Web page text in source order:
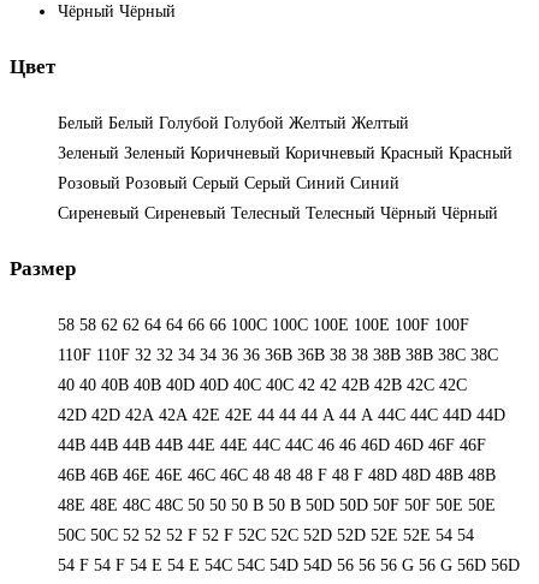
Чёрный Чёрный
Цвет
Белый Белый Голубой Голубой Желтый Желтый
Зеленый Зеленый Коричневый Коричневый Красный Красный
Розовый Розовый Серый Серый Синий Синий
Сиреневый Сиреневый Телесный Телесный Чёрный Чёрный
Размер
58 58 62 62 64 64 66 66 100C 100C 100E 100E 100F 100F
110F 110F 32 32 34 34 36 36 36B 36B 38 38 38B 38B 38С 38С
40 40 40B 40B 40D 40D 40С 40С 42 42 42B 42B 42C 42C
42D 42D 42А 42А 42Е 42Е 44 44 44 А 44 А 44C 44C 44D 44D
44В 44В 44В 44В 44Е 44Е 44С 44С 46 46 46D 46D 46F 46F
46В 46В 46Е 46Е 46С 46С 48 48 48 F 48 F 48D 48D 48В 48В
48Е 48Е 48С 48С 50 50 50 B 50 B 50D 50D 50F 50F 50Е 50Е
50С 50С 52 52 52 F 52 F 52C 52C 52D 52D 52E 52E 54 54
54 F 54 F 54 Е 54 Е 54C 54C 54D 54D 56 56 56 G 56 G 56D 56D